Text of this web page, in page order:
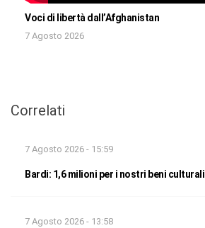
Voci di libertà dall’Afghanistan
7 Agosto 2026
Correlati
7 Agosto 2026 - 15:59
Bardi: 1,6 milioni per i nostri beni culturali
7 Agosto 2026 - 13:58